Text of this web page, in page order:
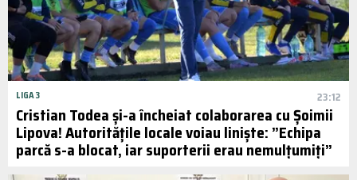
LIGA 3 23:12
Cristian Todea și-a încheiat colaborarea cu Șoimii
Lipova! Autoritățile locale voiau liniște: ”Echipa
parcă s-a blocat, iar suporterii erau nemulțumiți”